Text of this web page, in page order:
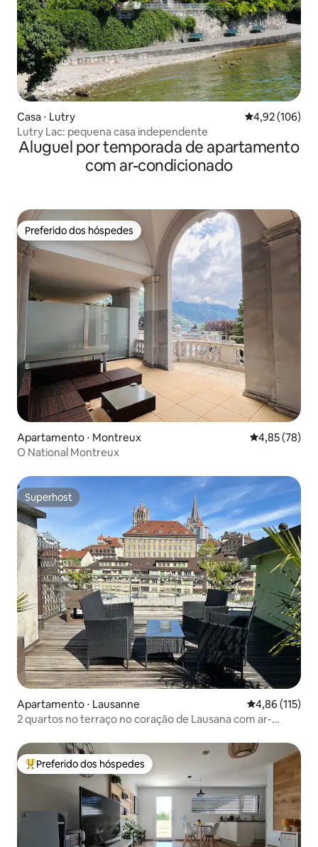
Casa ⋅ Lutry 4,92 de uma
4,92 (106)
Lutry Lac: pequena casa independente
Aluguel por temporada de apartamento
com ar-condicionado
Preferido dos hóspedes
Preferido dos hóspedes
Apartamento ⋅ Montreux 4,85 de uma
4,85 (78)
O National Montreux
Superhost
Superhost
Apartamento ⋅ Lausanne 4,86 de uma
4,86 (115)
2 quartos no terraço no coração de Lausana com ar-
Entre os melhores preferidos dos hóspedes
Preferido dos hóspedes